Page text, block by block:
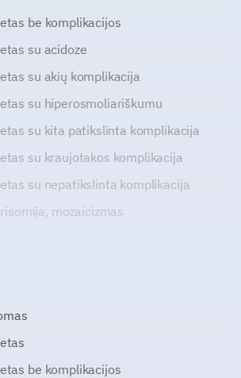
be komplikacijos
su acidoze
su akių komplikacija
su hiperosmoliariškumu
su kita patikslinta komplikacija
su kraujotakos komplikacija
su nepatikslinta komplikacija
mozaicizmas
be komplikacijos